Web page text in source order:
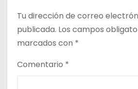
Tu dirección de correo
publicada. Los campos
marcados con *
Comentario *